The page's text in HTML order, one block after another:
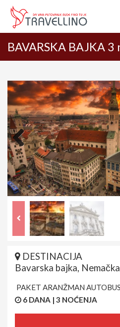
BAVARSKA BAJKA
Previous
DESTINACIJA
Bavarska bajka, Nemačka
PAKET ARANŽMAN
6 DANA | 3 NOĆENJA